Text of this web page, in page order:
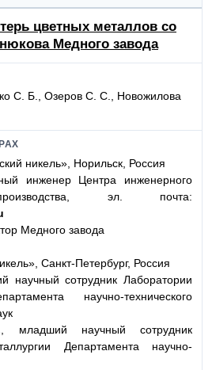
цветных металлов со
Медного завода
С. Б., Озеров С. С., Новожилова
никель», Норильск, Россия
инженер Центра инженерного
эл. почта:
Медного завода
Санкт-Петербург, Россия
научный сотрудник Лаборатории
научно-технического
, младший научный сотрудник
Департамента научно-